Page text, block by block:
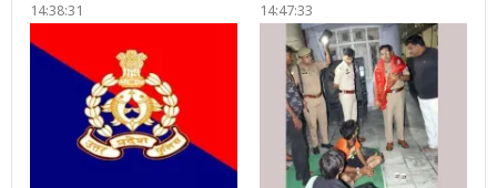
14:38:31
14:47:33